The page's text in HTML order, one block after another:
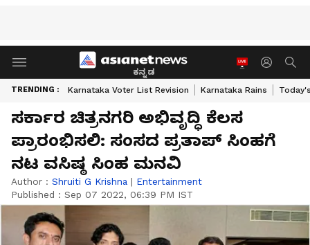
ಕನ್ನಡ
TRENDING : Karnataka Voter List Revision Karnataka Rains
ಸರ್ಕಾರ ಚಿತ್ರನಗರಿ ಅಭಿವೃದ್ಧಿ ಕೆಲಸ
ಪ್ರಾರಂಭಿಸಲಿ: ಸಂಸದ ಪ್ರತಾಪ್ ಸಿಂಹಗೆ
ನಟ ವಸಿಷ್ಠ ಸಿಂಹ ಮನವಿ
Author : Shruiti G Krishna | Entertainment
Published : Sep 07 2022, 06:39 PM IST